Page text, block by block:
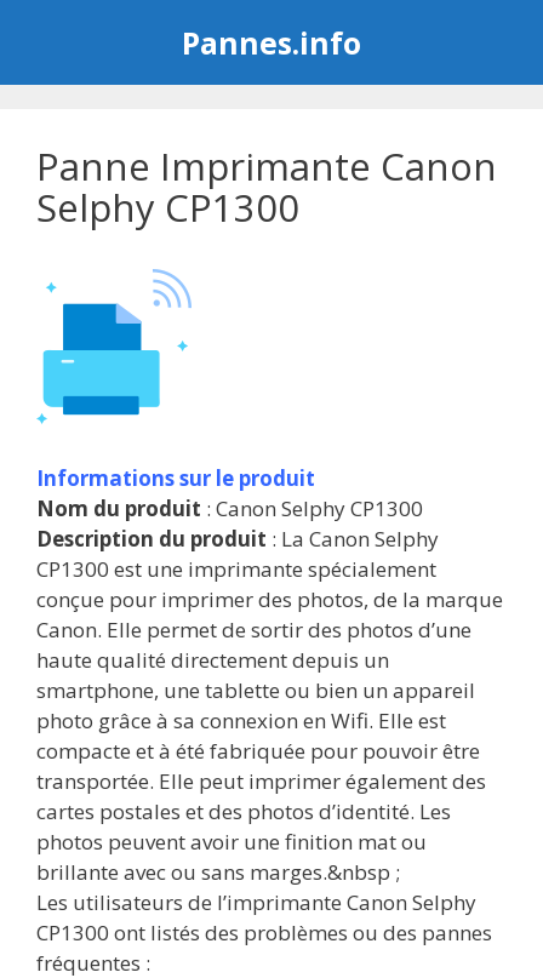
Pannes.info
Panne Imprimante Canon
Selphy CP1300
Informations sur le produit
Nom du produit : Canon Selphy CP1300
Description du produit : La Canon Selphy
CP1300 est une imprimante spécialement
conçue pour imprimer des photos, de la marque
Canon. Elle permet de sortir des photos d’une
haute qualité directement depuis un
smartphone, une tablette ou bien un appareil
photo grâce à sa connexion en Wifi. Elle est
compacte et à été fabriquée pour pouvoir être
transportée. Elle peut imprimer également des
cartes postales et des photos d’identité. Les
photos peuvent avoir une finition mat ou
brillante avec ou sans marges.&nbsp ;
Les utilisateurs de l’imprimante Canon Selphy
CP1300 ont listés des problèmes ou des pannes
fréquentes :